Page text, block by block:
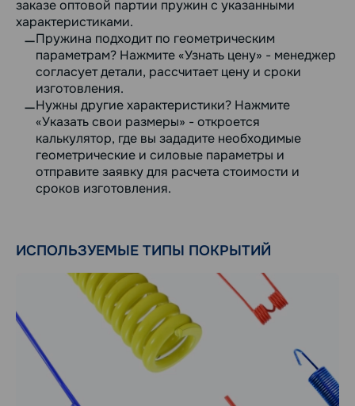
заказе оптовой партии пружин с указанными
характеристиками.
Пружина подходит по геометрическим
параметрам? Нажмите «Узнать цену» - менеджер
согласует детали, рассчитает цену и сроки
изготовления.
Нужны другие характеристики? Нажмите
«Указать свои размеры» - откроется
калькулятор, где вы зададите необходимые
геометрические и силовые параметры и
отправите заявку для расчета стоимости и
сроков изготовления.
ИСПОЛЬЗУЕМЫЕ ТИПЫ ПОКРЫТИЙ